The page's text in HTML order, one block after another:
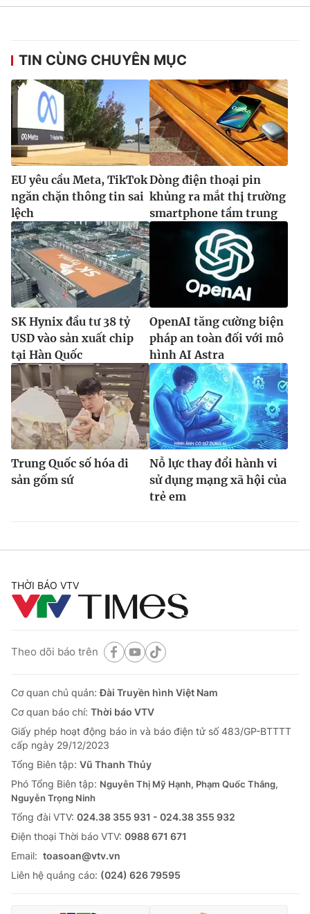
TIN CÙNG CHUYÊN MỤC
EU yêu cầu Meta, TikTok
ngăn chặn thông tin sai
lệch
Dòng điện thoại pin
khủng ra mắt thị trường
smartphone tầm trung
SK Hynix đầu tư 38 tỷ
USD vào sản xuất chip
tại Hàn Quốc
OpenAI tăng cường biện
pháp an toàn đối với mô
hình AI Astra
Trung Quốc số hóa di
sản gốm sứ
Nỗ lực thay đổi hành vi
sử dụng mạng xã hội của
trẻ em
THỜI BÁO VTV
Theo dõi báo trên
Cơ quan chủ quản:Đài Truyền hình Việt Nam
Cơ quan báo chí: Thời báo VTV
Giấy phép hoạt động báo in và báo điện tử số 483/GP-BTTTT
cấp ngày 29/12/2023
Tổng Biên tập: Vũ Thanh Thủy
Phó Tổng Biên tập: Nguyễn Thị Mỹ Hạnh, Phạm Quốc Thắng,
Nguyễn Trọng Ninh
Tổng đài VTV: 024.38 355 931 - 024.38 355 932
Ðiện thoại Thời báo VTV: 0988 671 671
Email: toasoan@vtv.vn
Liên hệ quảng cáo: (024) 626 79595